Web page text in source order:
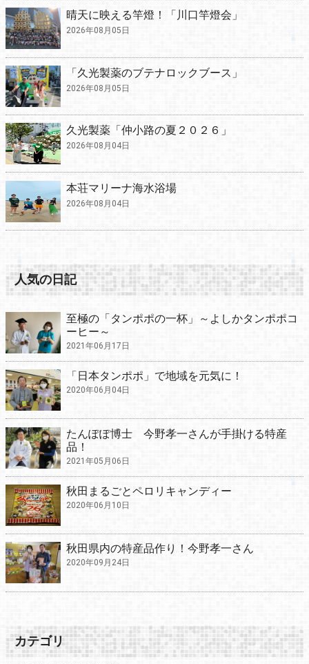
晴天に映える竿燈！「川口竿燈会」
2026年08月05日
「久光製薬のブテナロックブース」
2026年08月05日
久光製薬「仲小路の夏２０２６」
2026年08月04日
本荘マリーナ海水浴場
2026年08月04日
人気の日記
至極の「タンポポの一杯」～よしかタンポポコ
ーヒー～
2021年06月17日
「日本タンポポ」で地域を元気に！
2020年06月04日
たんぽぽ博士 今野孝一さんが手掛ける特産
品！
2021年05月06日
秋田まるごとペロリキャンディー
2020年06月10日
秋田県内の特産品作り！今野孝一さん
2020年09月24日
カテゴリ